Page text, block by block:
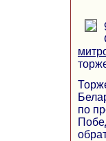
по